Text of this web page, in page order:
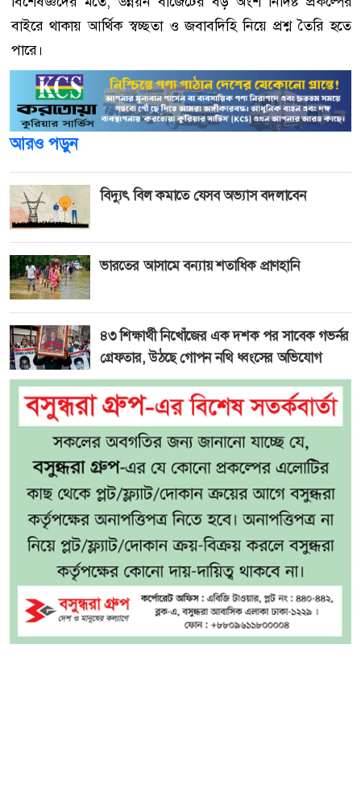
বাইরে থাকায় আর্থিক স্বচ্ছতা ও জবাবদিহি নিয়ে প্রশ্ন তৈরি হতে
পারে।
আরও পড়ুন
বিদ্যুৎ বিল কমাতে যেসব অভ্যাস বদলাবেন
ভারতের আসামে বন্যায় শতাধিক প্রাণহানি
৪৩ শিক্ষার্থী নিখোঁজের এক দশক পর সাবেক গভর্নর
গ্রেফতার, উঠছে গোপন নথি ধ্বংসের অভিযোগ